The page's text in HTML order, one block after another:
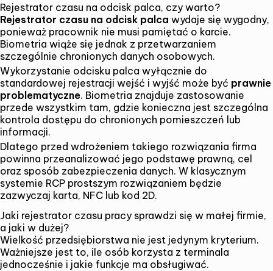
Rejestrator czasu na odcisk palca, czy warto?
Rejestrator czasu na odcisk palca wydaje się wygodny,
ponieważ pracownik nie musi pamiętać o karcie.
Biometria wiąże się jednak z przetwarzaniem
szczególnie chronionych danych osobowych.
Wykorzystanie odcisku palca wyłącznie do
standardowej rejestracji wejść i wyjść może być prawnie
problematyczne. Biometria znajduje zastosowanie
przede wszystkim tam, gdzie konieczna jest szczególna
kontrola dostępu do chronionych pomieszczeń lub
informacji.
Dlatego przed wdrożeniem takiego rozwiązania firma
powinna przeanalizować jego podstawę prawną, cel
oraz sposób zabezpieczenia danych. W klasycznym
systemie RCP prostszym rozwiązaniem będzie
zazwyczaj karta, NFC lub kod 2D.
Jaki rejestrator czasu pracy sprawdzi się w małej firmie,
a jaki w dużej?
Wielkość przedsiębiorstwa nie jest jedynym kryterium.
Ważniejsze jest to, ile osób korzysta z terminala
jednocześnie i jakie funkcje ma obsługiwać.